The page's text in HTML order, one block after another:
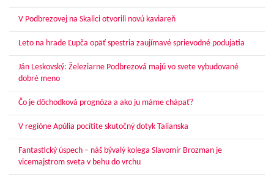
V Podbrezovej na Skalici otvorili novú kaviareň
Leto na hrade Ľupča opäť spestria zaujímavé sprievodné podujatia
Ján Leskovský: Železiarne Podbrezová majú vo svete vybudované
dobré meno
Čo je dôchodková prognóza a ako ju máme chápať?
V regióne Apúlia pocítite skutočný dotyk Talianska
Fantastický úspech – náš bývalý kolega Slavomír Brozman je
vicemajstrom sveta v behu do vrchu